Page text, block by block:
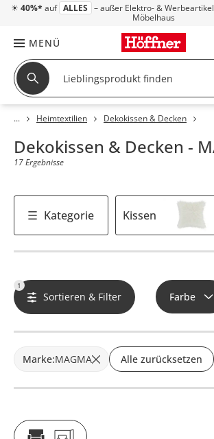
☀ 40%* auf ALLES – außer Elektro- &
Möbelhaus
MENÜ
Heimtextilien Dekokissen & Decken
Dekokissen & Decken -
17 Ergebnisse
Kategorie Kissen
1
Sortieren & Filter Farbe
Marke:MAGMA Alle zurücksetzen